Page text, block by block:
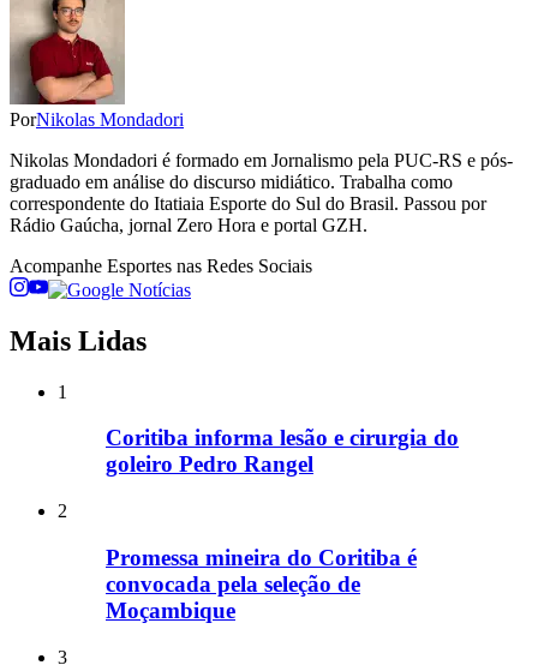
PorNikolas Mondadori
Nikolas Mondadori é formado em Jornalismo pela PUC-RS e pós-
graduado em análise do discurso midiático. Trabalha como
correspondente do Itatiaia Esporte do Sul do Brasil. Passou por
Rádio Gaúcha, jornal Zero Hora e portal GZH.
Acompanhe Esportes nas Redes Sociais
Mais Lidas
1
Coritiba informa lesão e cirurgia do
goleiro Pedro Rangel
2
Promessa mineira do Coritiba é
convocada pela seleção de
Moçambique
3